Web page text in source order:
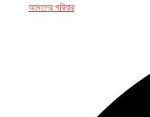
আমাদের পরিবার